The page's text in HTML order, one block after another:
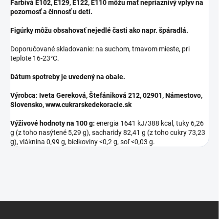
Farbivá E102, E129, E122, E110 môžu mať nepriaznivý vplyv na
pozornosť a činnosť u detí.
Figúrky môžu obsahovať nejedlé časti ako napr. špáradlá.
Doporučované skladovanie: na suchom, tmavom mieste, pri
teplote 16-23°C.
Dátum spotreby je uvedený na obale.
Výrobca: Iveta Gereková, Štefániková 212, 02901, Námestovo,
Slovensko, www.cukrarskedekoracie.sk
Výživové hodnoty na 100 g: energia 1641 kJ/388 kcal, tuky 6,26
g (z toho nasýtené 5,29 g), sacharidy 82,41 g (z toho cukry 73,23
g), vláknina 0,99 g, bielkoviny <0,2 g, soľ <0,03 g.